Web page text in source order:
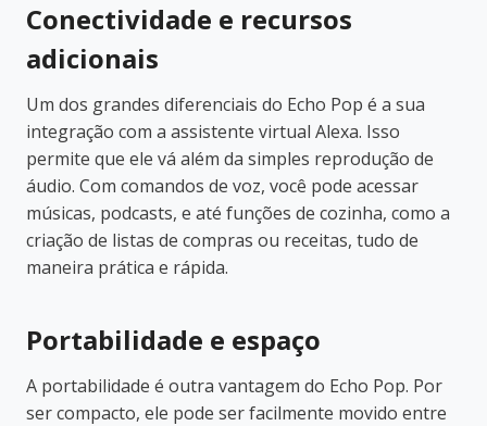
Conectividade e recursos
adicionais
Um dos grandes diferenciais do Echo Pop é a sua
integração com a assistente virtual Alexa. Isso
permite que ele vá além da simples reprodução de
áudio. Com comandos de voz, você pode acessar
músicas, podcasts, e até funções de cozinha, como a
criação de listas de compras ou receitas, tudo de
maneira prática e rápida.
Portabilidade e espaço
A portabilidade é outra vantagem do Echo Pop. Por
ser compacto, ele pode ser facilmente movido entre